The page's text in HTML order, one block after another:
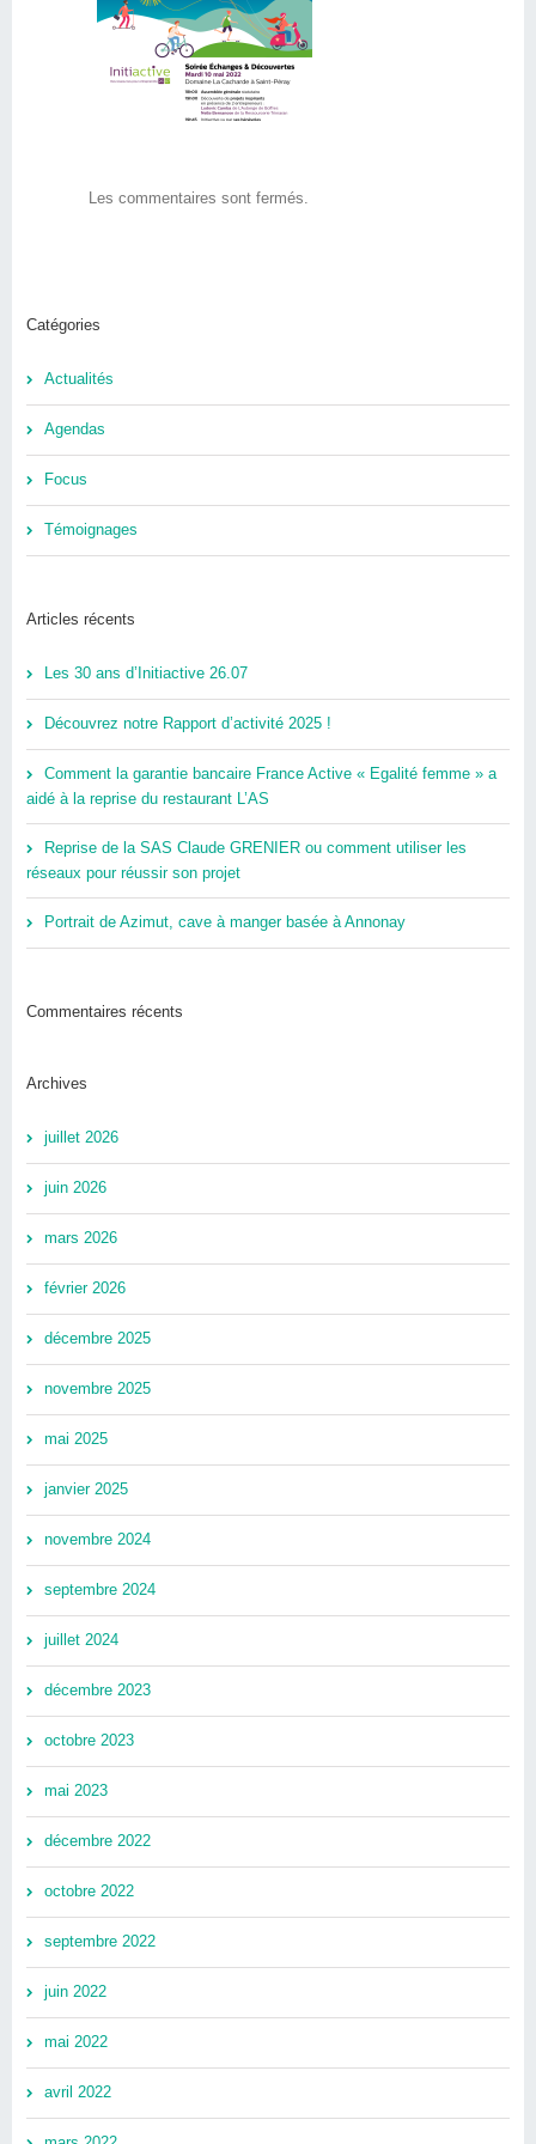
Les commentaires sont fermés.
Catégories
Actualités
Agendas
Focus
Témoignages
Articles récents
Les 30 ans d’Initiactive 26.07
Découvrez notre Rapport d’activité 2025 !
Comment la garantie bancaire France Active « Egalité femme » a
aidé à la reprise du restaurant L’AS
Reprise de la SAS Claude GRENIER ou comment utiliser les
réseaux pour réussir son projet
Portrait de Azimut, cave à manger basée à Annonay
Commentaires récents
Archives
juillet 2026
juin 2026
mars 2026
février 2026
décembre 2025
novembre 2025
mai 2025
janvier 2025
novembre 2024
septembre 2024
juillet 2024
décembre 2023
octobre 2023
mai 2023
décembre 2022
octobre 2022
septembre 2022
juin 2022
mai 2022
avril 2022